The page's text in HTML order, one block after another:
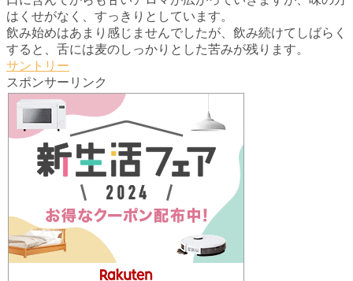
はくせがなく、すっきりとしています。
飲み始めはあまり感じませんでしたが、飲み続けてしばらく
すると、舌には麦のしっかりとした苦みが残ります。
サントリー
スポンサーリンク